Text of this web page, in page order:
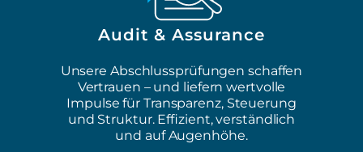
Audit & Assurance
Unsere Abschlussprüfungen schaffen
Vertrauen – und liefern wertvolle
Impulse für Transparenz, Steuerung
und Struktur. Effizient, verständlich
und auf Augenhöhe.